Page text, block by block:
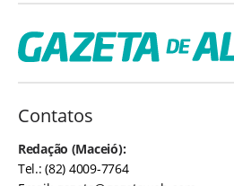
Contatos
Redação (Maceió):
Tel.: (82) 4009-7764